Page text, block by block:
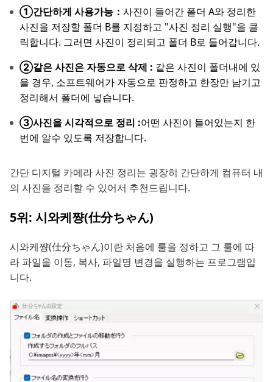
①간단하게 사용가능： 사진이 들어간 폴더 A와 정리한
사진을 저장할 폴더 B를 지정하고 "사진 정리 실행"을 클
릭합니다. 그러면 사진이 정리되고 폴더 B로 들어갑니다.
②같은 사진은 자동으로 삭제 : 같은 사진이 폴더내에 있
을 경우, 소프트웨어가 자동으로 판정하고 한장만 남기고
정리해서 폴더에 넣습니다.
③사진을 시각적으로 정리 :어떤 사진이 들어있는지 한
번에 알수 있도록 저장합니다.
간단 디지털 카메라 사진 정리는 굉장히 간단하게 컴퓨터 내
의 사진을 정리할 수 있어서 추천드립니다.
5위: 시와케쨩(仕分ちゃん)
시와케쨩(仕分ちゃん)이란 처음에 룰을 정하고 그 룰에 따
라 파일을 이동, 복사, 파일명 변경을 실행하는 프로그램입
니다.